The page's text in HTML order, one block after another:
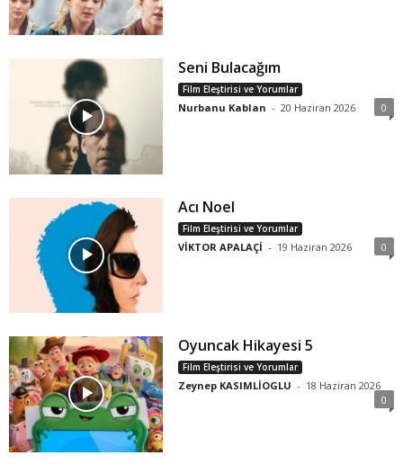
Seni Bulacağım
Film Eleştirisi ve Yorumlar
Nurbanu Kablan - 20 Haziran 2026 0
Acı Noel
Film Eleştirisi ve Yorumlar
VİKTOR APALAÇİ - 19 Haziran 2026 0
Oyuncak Hikayesi 5
Film Eleştirisi ve Yorumlar
Zeynep KASIMLİOGLU - 18 Haziran 2026
0